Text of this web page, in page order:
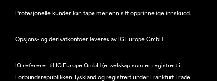
Profesjonelle kunder kan tape mer enn sitt opprinnelige innskudd.
Opsjons- og derivatkontoer leveres av IG Europe GmbH.
IG refererer til IG Europe GmbH (et selskap som er registrert i
Forbundsrepublikken Tyskland og registrert under Frankfurt Trade